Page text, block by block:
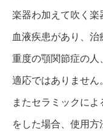
楽器わ加えて吹く楽
血液疾患があり、治
重度の顎関節症の人
適応ではありません
またセラミックに
をした場合、使用